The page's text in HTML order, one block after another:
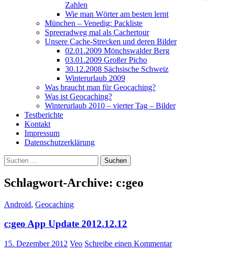
Zahlen
Wie man Wörter am besten lernt
München – Venedig: Packliste
Spreeradweg mal als Cachertour
Unsere Cache-Strecken und deren Bilder
02.01.2009 Mönchswalder Berg
03.01.2009 Großer Picho
30.12.2008 Sächsische Schweiz
Winterurlaub 2009
Was braucht man für Geocaching?
Was ist Geocaching?
Winterurlaub 2010 – vierter Tag – Bilder
Testberichte
Kontakt
Impressum
Datenschutzerklärung
Suchen
nach:
Schlagwort-Archive: c:geo
Android, Geocaching
c:geo App Update 2012.12.12
15. Dezember 2012 Veo Schreibe einen Kommentar